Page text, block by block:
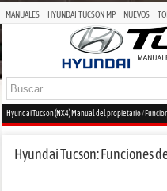
MANUALES HYUNDAI TUCSON MP NUEVOS
Hyundai Tucson (NX4) Manual del propietario/
Hyundai Tucson: Funciones